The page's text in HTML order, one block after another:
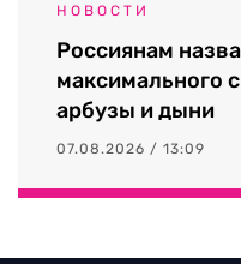
НОВОСТИ
Россиянам
максимального
арбузы и дыни
07.08.2026 / 13:09